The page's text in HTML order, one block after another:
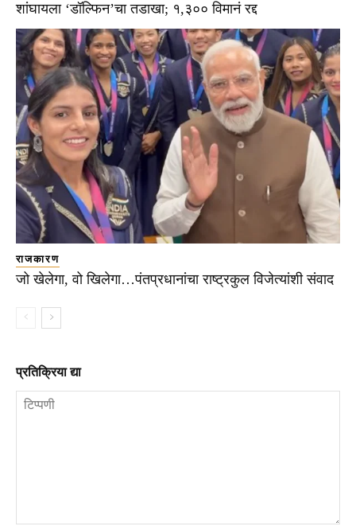
शांघायला ‘डॉल्फिन’चा तडाखा; १,३०० विमानं रद्द
राजकारण
जो खेलेगा, वो खिलेगा…पंतप्रधानांचा राष्ट्रकुल विजेत्यांशी संवाद
प्रतिक्रिया द्या